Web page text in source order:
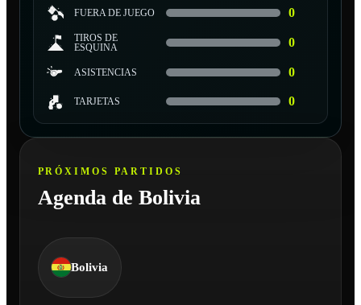
FUERA DE JUEGO 0
TIROS DE
ESQUINA
0
ASISTENCIAS 0
TARJETAS 0
PRÓXIMOS PARTIDOS
Agenda de Bolivia
Bolivia